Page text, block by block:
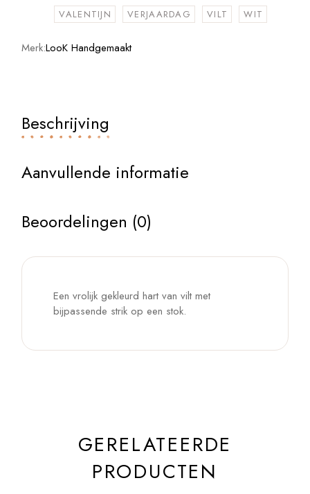
VALENTIJN
VERJAARDAG VILT WIT
Merk:LooK Handgemaakt
Beschrijving
Aanvullende informatie
Beoordelingen (0)
Een vrolijk gekleurd hart van vilt met
bijpassende strik op een stok.
GERELATEERDE
PRODUCTEN